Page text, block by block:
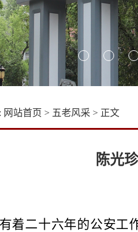
网站首页 > 五老风采 > 正文
陈光
着二十六年的公安工